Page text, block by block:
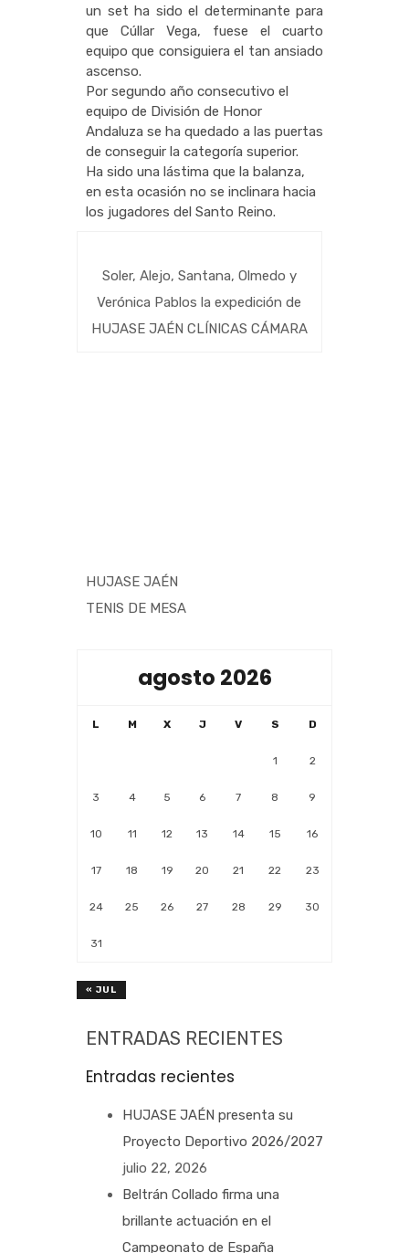
un set ha sido el determinante para
que Cúllar Vega, fuese el cuarto
equipo que consiguiera el tan ansiado
ascenso.
Por segundo año consecutivo el
equipo de División de Honor
Andaluza se ha quedado a las puertas
de conseguir la categoría superior.
Ha sido una lástima que la balanza,
en esta ocasión no se inclinara hacia
los jugadores del Santo Reino.
Soler, Alejo, Santana, Olmedo y
Verónica Pablos la expedición de
HUJASE JAÉN CLÍNICAS CÁMARA
HUJASE JAÉN
TENIS DE MESA
agosto 2026
L M X J V S D
1 2
3 4 5 6 7 8 9
10 11 12 13 14 15 16
17 18 19 20 21 22 23
24 25 26 27 28 29 30
31
« JUL
ENTRADAS RECIENTES
Entradas recientes
HUJASE JAÉN presenta su
Proyecto Deportivo 2026/2027
julio 22, 2026
Beltrán Collado firma una
brillante actuación en el
Campeonato de España